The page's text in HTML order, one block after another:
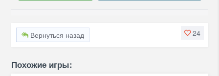
24
Вернуться назад
Похожие игры: